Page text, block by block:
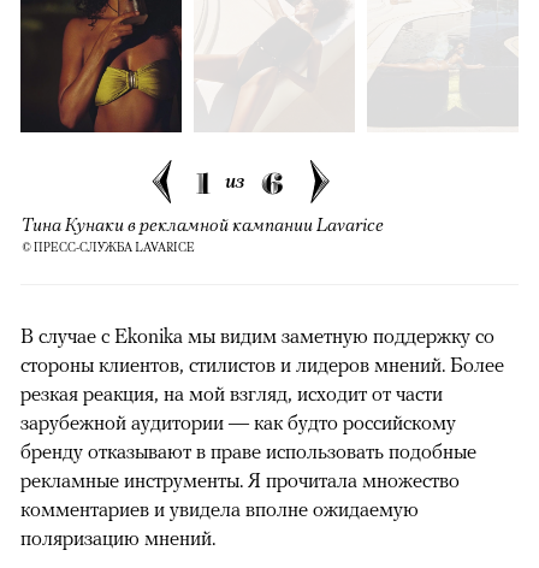
1 из 6
Тина Кунаки в рекламной кампании Lavarice
© ПРЕСС-СЛУЖБА LAVARICE
В случае с Ekonika мы видим заметную поддержку со
стороны клиентов, стилистов и лидеров мнений. Более
резкая реакция, на мой взгляд, исходит от части
зарубежной аудитории — как будто российскому
бренду отказывают в праве использовать подобные
рекламные инструменты. Я прочитала множество
комментариев и увидела вполне ожидаемую
поляризацию мнений.